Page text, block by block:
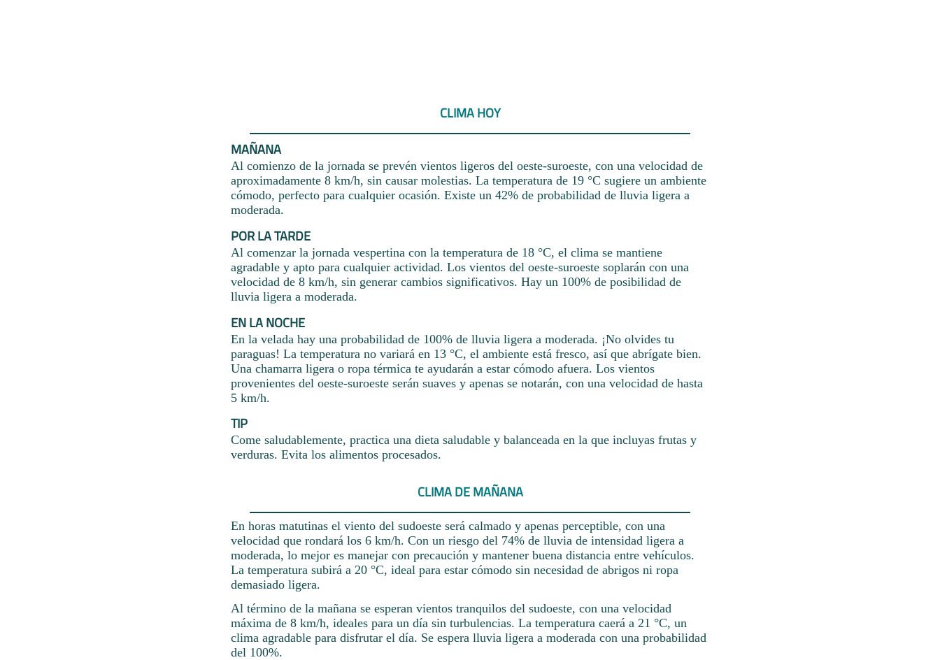
CLIMA HOY
MAÑANA
Al comienzo de la jornada se prevén vientos ligeros del oeste-suroeste, con una velocidad de
aproximadamente 8 km/h, sin causar molestias. La temperatura de 19 °C sugiere un ambiente
cómodo, perfecto para cualquier ocasión. Existe un 42% de probabilidad de lluvia ligera a
moderada.
POR LA TARDE
Al comenzar la jornada vespertina con la temperatura de 18 °C, el clima se mantiene
agradable y apto para cualquier actividad. Los vientos del oeste-suroeste soplarán con una
velocidad de 8 km/h, sin generar cambios significativos. Hay un 100% de posibilidad de
lluvia ligera a moderada.
EN LA NOCHE
En la velada hay una probabilidad de 100% de lluvia ligera a moderada. ¡No olvides tu
paraguas! La temperatura no variará en 13 °C, el ambiente está fresco, así que abrígate bien.
Una chamarra ligera o ropa térmica te ayudarán a estar cómodo afuera. Los vientos
provenientes del oeste-suroeste serán suaves y apenas se notarán, con una velocidad de hasta
5 km/h.
TIP
Come saludablemente, practica una dieta saludable y balanceada en la que incluyas frutas y
verduras. Evita los alimentos procesados.
CLIMA DE MAÑANA
En horas matutinas el viento del sudoeste será calmado y apenas perceptible, con una
velocidad que rondará los 6 km/h. Con un riesgo del 74% de lluvia de intensidad ligera a
moderada, lo mejor es manejar con precaución y mantener buena distancia entre vehículos.
La temperatura subirá a 20 °C, ideal para estar cómodo sin necesidad de abrigos ni ropa
demasiado ligera.
Al término de la mañana se esperan vientos tranquilos del sudoeste, con una velocidad
máxima de 8 km/h, ideales para un día sin turbulencias. La temperatura caerá a 21 °C, un
clima agradable para disfrutar el día. Se espera lluvia ligera a moderada con una probabilidad
del 100%.